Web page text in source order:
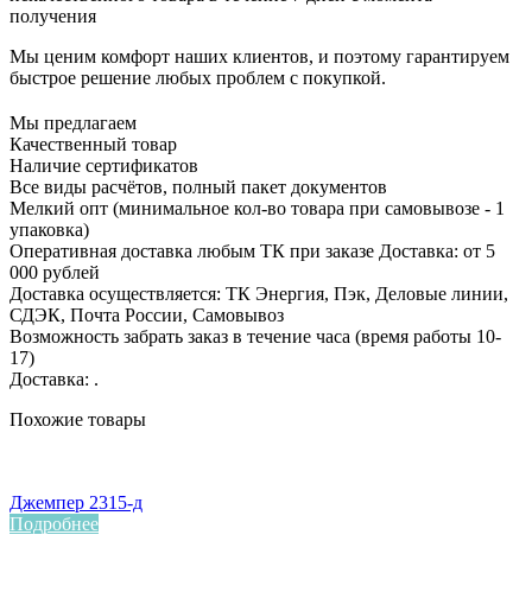
получения
Мы ценим комфорт наших клиентов, и поэтому гарантируем
быстрое решение любых проблем с покупкой.
Мы предлагаем
Качественный товар
Наличие сертификатов
Все виды расчётов, полный пакет документов
Мелкий опт (минимальное кол-во товара при самовывозе - 1
упаковка)
Оперативная доставка любым ТК при заказе Доставка: от 5
000 рублей
Доставка осуществляется: ТК Энергия, Пэк, Деловые линии,
СДЭК, Почта России, Самовывоз
Возможность забрать заказ в течение часа (время работы 10-
17)
Доставка: .
Похожие товары
Джемпер 2315-д
Подробнее